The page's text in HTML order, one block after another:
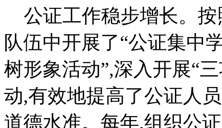
公证工作稳步增长。按
队伍中开展了“公证集中
树形象活动”,深入开展“
动,有效地提高了公证人
道德水准。每年,组织公